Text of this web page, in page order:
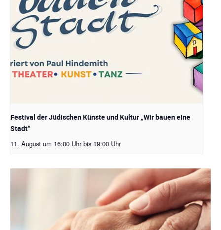
Festival der Jüdischen Künste und Kultur „Wir bauen eine
Stadt“
11. August um 16:00 Uhr bis 19:00 Uhr